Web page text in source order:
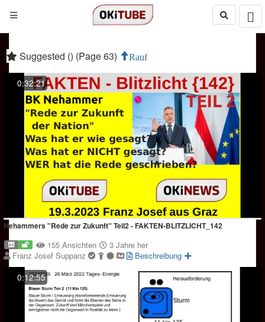
Suggested () (Page 63) Rauf
0:32:21
Nehammers "Rede zur Zukunft" Teil2 - FAKTEN-BLITZLICHT_142
155 Ansichten
3 Jahre her
Franz Josef Suppanz
Beschreibung
0:12:55